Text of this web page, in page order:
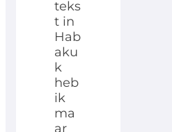
teks
t in
Hab
aku
k
heb
ik
ma
ar